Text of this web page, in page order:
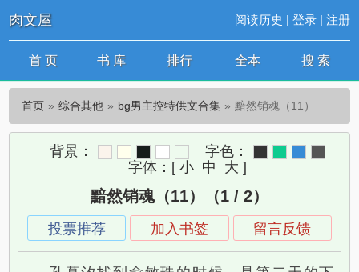
肉文屋 阅读历史 | 登录| 注册
首 页 书 库 排行 全本 搜 索
首页 综合其他 bg男主控特供文合集 黯然销魂（11）
背景：
字色：
字体： [ 小 中 大 ]
黯然销魂（11）（1 / 2）
投票推荐 加入书签 留言反馈